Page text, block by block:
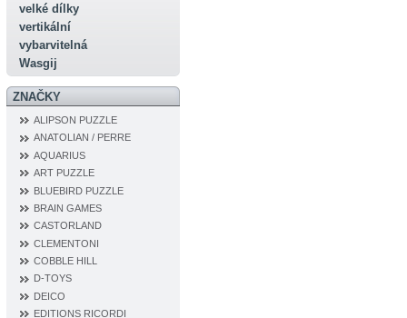
velké dílky
vertikální
vybarvitelná
Wasgij
ZNAČKY
ALIPSON PUZZLE
ANATOLIAN / PERRE
AQUARIUS
ART PUZZLE
BLUEBIRD PUZZLE
BRAIN GAMES
CASTORLAND
CLEMENTONI
COBBLE HILL
D‐TOYS
DEICO
EDITIONS RICORDI